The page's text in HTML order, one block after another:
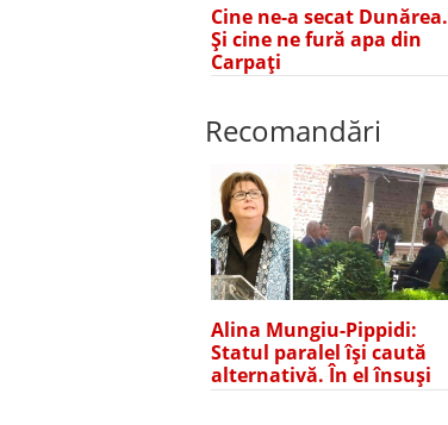
Cine ne-a secat Dunărea.
Și cine ne fură apa din
Carpați
Recomandări
Alina Mungiu-Pippidi:
Statul paralel își caută
alternativă. În el însuși